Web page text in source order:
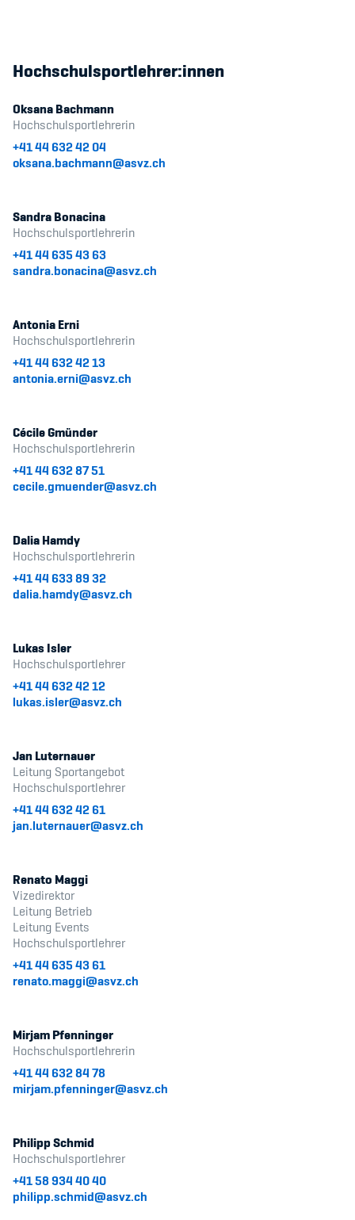
Hochschulsportlehrer:innen
Oksana Bachmann
Hochschulsportlehrerin
+41 44 632 42 04
oksana.bachmann@asvz.ch
Sandra Bonacina
Hochschulsportlehrerin
+41 44 635 43 63
sandra.bonacina@asvz.ch
Antonia Erni
Hochschulsportlehrerin
+41 44 632 42 13
antonia.erni@asvz.ch
Cécile Gmünder
Hochschulsportlehrerin
+41 44 632 87 51
cecile.gmuender@asvz.ch
Dalia Hamdy
Hochschulsportlehrerin
+41 44 633 89 32
dalia.hamdy@asvz.ch
Lukas Isler
Hochschulsportlehrer
+41 44 632 42 12
lukas.isler@asvz.ch
Jan Luternauer
Leitung Sportangebot
Hochschulsportlehrer
+41 44 632 42 61
jan.luternauer@asvz.ch
Renato Maggi
Vizedirektor
Leitung Betrieb
Leitung Events
Hochschulsportlehrer
+41 44 635 43 61
renato.maggi@asvz.ch
Mirjam Pfenninger
Hochschulsportlehrerin
+41 44 632 84 78
mirjam.pfenninger@asvz.ch
Philipp Schmid
Hochschulsportlehrer
+41 58 934 40 40
philipp.schmid@asvz.ch